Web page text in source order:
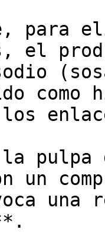
para
el
los
la
un
una